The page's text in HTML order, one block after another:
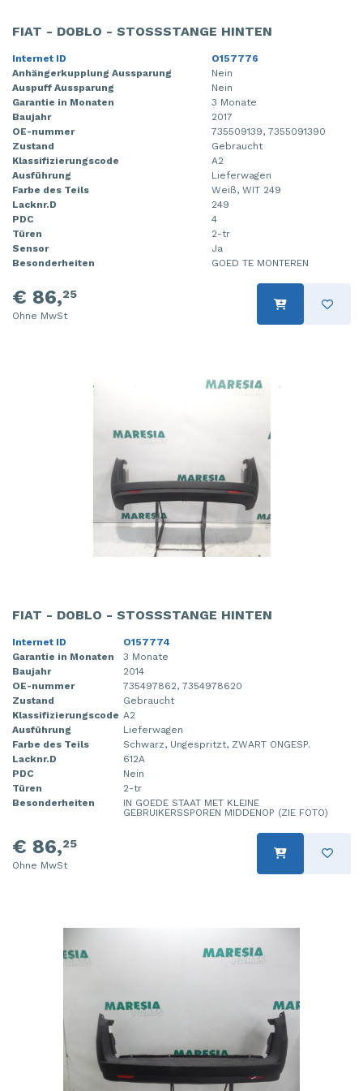
FIAT - DOBLO - STOSSSTANGE HINTEN
Internet ID
O157776
Anhängerkupplung Aussparung
Nein
Auspuff Aussparung
Nein
Garantie in Monaten
3 Monate
Baujahr
2017
OE-nummer
735509139, 7355091390
Zustand
Gebraucht
Klassifizierungscode
A2
Ausführung
Lieferwagen
Farbe des Teils
Weiß, WIT 249
Lacknr.D
249
PDC
4
Türen
2-tr
Sensor
Ja
Besonderheiten
GOED TE MONTEREN
€ 86,25
Ohne MwSt
FIAT - DOBLO - STOSSSTANGE HINTEN
Internet ID
O157774
Garantie in Monaten
3 Monate
Baujahr
2014
OE-nummer
735497862, 7354978620
Zustand
Gebraucht
Klassifizierungscode A2
Ausführung
Lieferwagen
Farbe des Teils
Schwarz, Ungespritzt, ZWART ONGESP.
Lacknr.D
612A
PDC
Nein
Türen
2-tr
Besonderheiten
IN GOEDE STAAT MET KLEINE
GEBRUIKERSSPOREN MIDDENOP (ZIE FOTO)
€ 86,25
Ohne MwSt